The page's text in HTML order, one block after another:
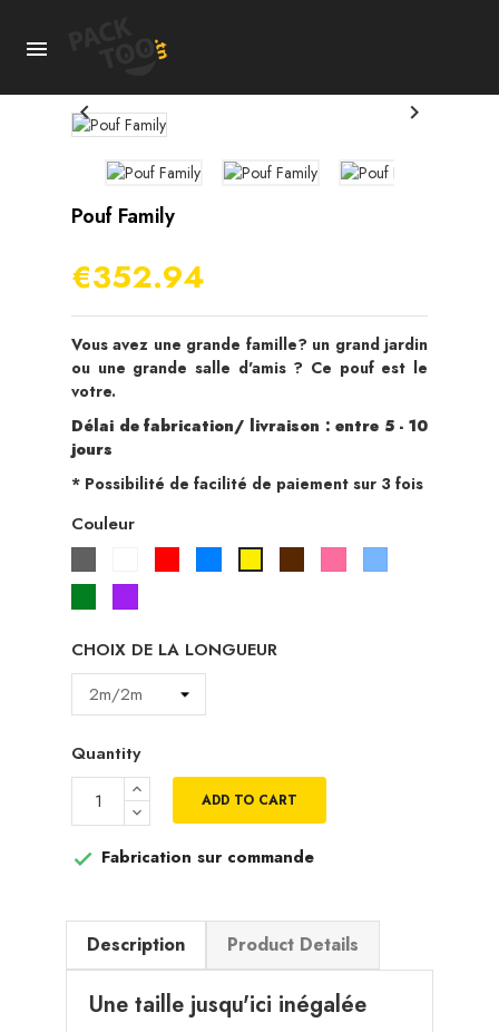

 
Pouf Family
€352.94
Vous avez une grande famille? un grand jardin
ou une grande salle d'amis ? Ce pouf est le
votre.
Délai de fabrication/ livraison : entre 5 - 10
jours
* Possibilité de facilité de paiement sur 3 fois
Couleur
CHOIX DE LA LONGUEUR
Quantity
ADD TO CART
 Fabrication sur commande
Description Product Details
Une taille jusqu'ici inégalée